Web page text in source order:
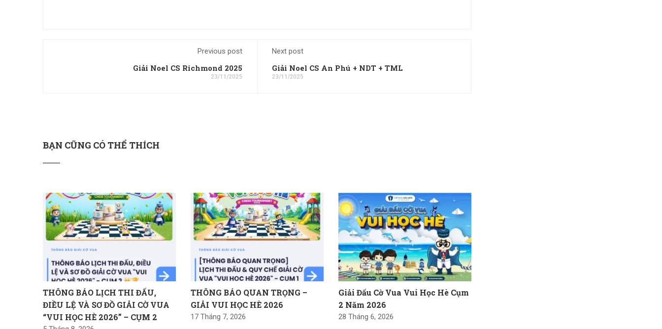
Previous post
Giải Noel CS Richmond 2025
23/11/2025
Next post
Giải Noel CS An Phú + NDT + TML
23/11/2025
BẠN CŨNG CÓ THỂ THÍCH
THÔNG BÁO LỊCH THI ĐẤU,
ĐIỀU LỆ VÀ SƠ ĐỒ GIẢI CỜ VUA
“VUI HỌC HÈ 2026” – CỤM 2
THÔNG BÁO QUAN TRỌNG –
GIẢI VUI HỌC HÈ 2026
17 Tháng 7, 2026
Giải Đấu Cờ Vua Vui Học Hè Cụm
2 Năm 2026
28 Tháng 6, 2026